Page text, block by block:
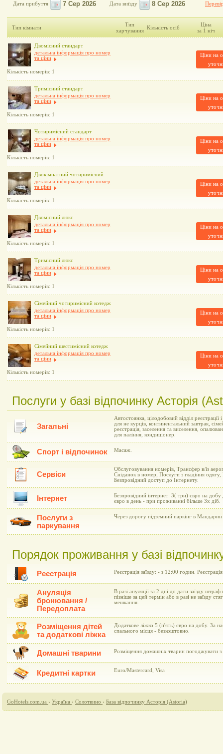
Дата прибуття Дата виїзду
Тип кімнати
Тип
харчування Кількість осіб
Ціна
за 1 ніч
Двомісний стандарт
детальна інформація про номер
та ціни
Кількість номерів: 1
Ціни на
Тримісний стандарт
детальна інформація про номер
та ціни
Кількість номерів: 1
Ціни на
Чотиримісний стандарт
детальна інформація про номер
та ціни
Кількість номерів: 1
Ціни на
Двокімнатний чотиримісний
детальна інформація про номер
та ціни
Кількість номерів: 1
Ціни на
Двомісний люкс
детальна інформація про номер
та ціни
Кількість номерів: 1
Ціни на
Тримісний люкс
детальна інформація про номер
та ціни
Кількість номерів: 1
Ціни на
Сімейний чотиримісний котедж
детальна інформація про номер
та ціни
Кількість номерів: 1
Ціни на
Сімейний шестимісний котедж
детальна інформація про номер
та ціни
Кількість номерів: 1
Ціни на
Послуги у базі відпочинку Асторія
Загальні
Автостоянка, цілодобовий відділ
для не курців, континентальний завтрак,
реєстрація, заселення та виселення,
для паління, кондиціонер.
Спорт і відпочинок Масаж.
Сервіси
Обслуговування номерів, Трансфер в/із
Сніданок в номер, Послуги з гладіння
Безпровідний доступ до Інтернету.
Інтернет
Безпровідний інтернет: 3( три) євро на
євро в день - при проживанні більше 3х діб.
Послуги з
паркування
Через дорогу підземний паркінг в
Порядок проживання у базі
Реєстрація Реєстрація заїзду: - з 12:00 годин.
Ануляція
бронювання /
Передоплата
В разі ануляції за 2 дні до дати заїзду штраф
пізніше за цей термін або в разі не заїзду
мешкання.
Розміщення дітей
та додаткові ліжка
Додаткове ліжко 5 (п'ять) євро на добу. За
спального місця - безкоштовно.
Домашні тварини Розміщення домашніх тварин погоджувати з
Кредитні картки Euro/Mastercard, Visa
GoHotels.com.ua › Україна › Солотвино › База відпочинку Асторія (Astoria)